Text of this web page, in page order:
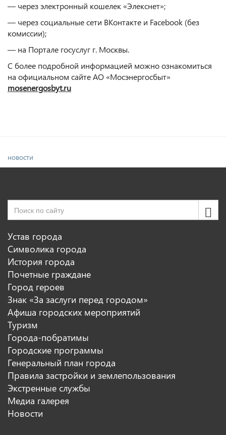
— через электронный кошелек «Элекснет»;
— через социальные сети ВКонтакте и Facebook (без
комиссии);
— на Портале госуслуг г. Москвы.
С более подробной информацией можно ознакомиться
на официальном сайте АО «Мосэнергосбыт»
mosenergosbyt.ru
новости
Устав города
Символика города
История города
Почетные граждане
Город героев
Знак «За заслуги перед городом»
Афиша городских мероприятий
Туризм
Города-побратимы
Городские программы
Генеральный план города
Правила застройки и землепользования
Экстренные службы
Медиа галерея
Новости